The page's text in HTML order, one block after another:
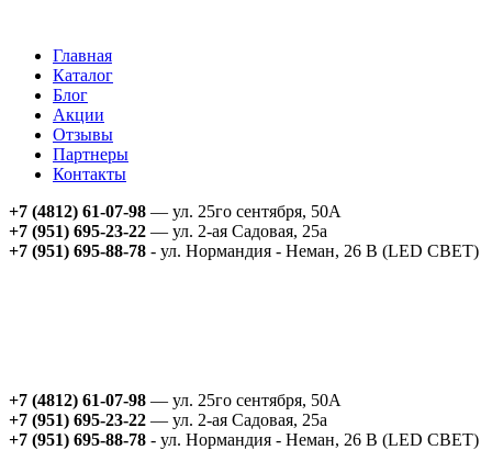
Главная
Каталог
Блог
Акции
Отзывы
Партнеры
Контакты
+7 (4812) 61-07-98 — ул. 25го сентября, 50А
+7 (951) 695-23-22 — ул. 2-ая Садовая, 25а
+7 (951) 695-88-78 - ул. Нормандия - Неман, 26 В (LED СВЕТ)
+7 (4812) 61-07-98 — ул. 25го сентября, 50А
+7 (951) 695-23-22 — ул. 2-ая Садовая, 25а
+7 (951) 695-88-78 - ул. Нормандия - Неман, 26 В (LED СВЕТ)